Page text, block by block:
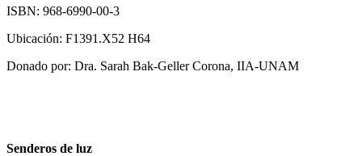
ISBN: 968-6990-00-3
Ubicación: F1391.X52 H64
Donado por: Dra. Sarah Bak-Geller Corona, IIA-UNAM
Senderos de luz